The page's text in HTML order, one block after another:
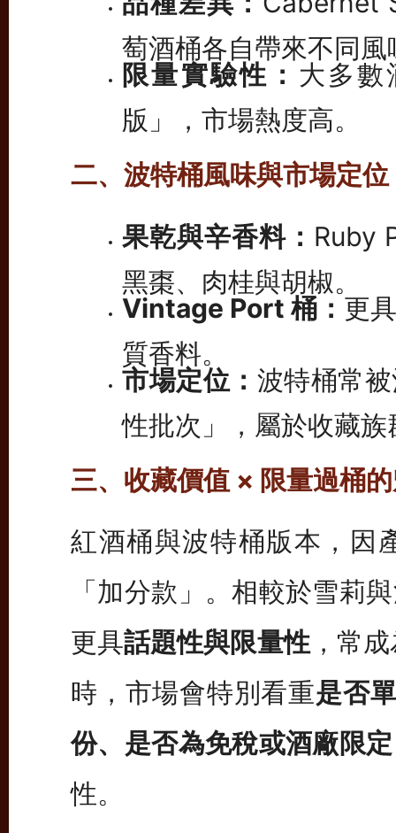
萄酒桶各自帶來不同風
限量實驗性： 大多數
版」，市場熱度高。
二、波特桶風味與市場定位
果乾與辛香料： Ruby
黑棗、肉桂與胡椒。
Vintage Port 桶： 更
質香料。
市場定位： 波特桶常
性批次」，屬於收藏族
三、收藏價值 × 限量過桶
紅酒桶與波特桶版本，因
「加分款」。相較於雪莉
更具話題性與限量性，常
時，市場會特別看重是否
份、是否為免稅或酒廠限定
性。